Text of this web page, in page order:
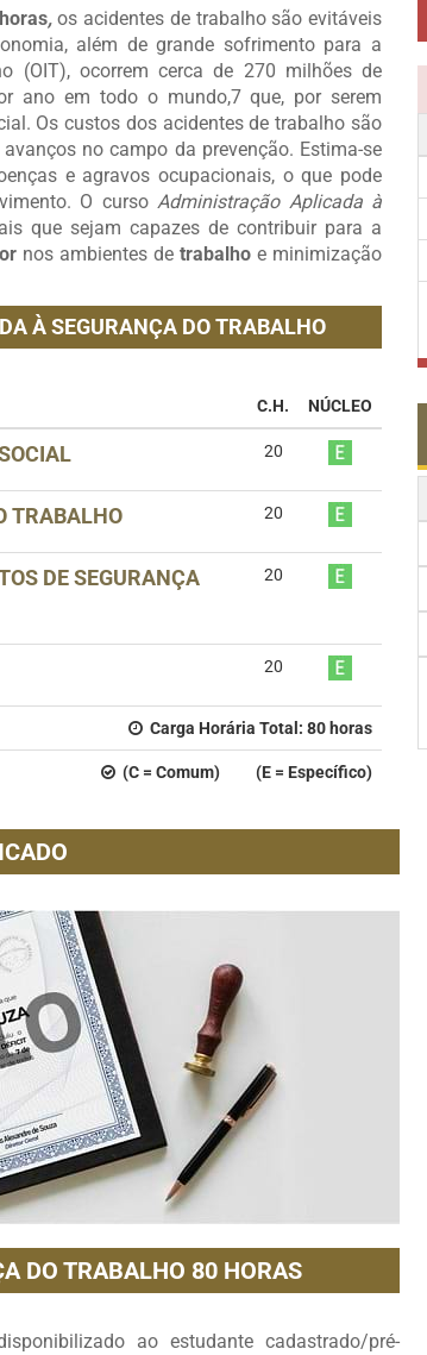
,os acidentes de trabalho são evitáveis
além de grande sofrimento para a
(OIT), ocorrem cerca de 270 milhões de
ano em todo o mundo,7 que, por serem
Os custos dos acidentes de trabalho são
no campo da prevenção. Estima-se
e agravos ocupacionais, o que pode
O cursoAdministração Aplicada à
que sejam capazes de contribuir para a
nos ambientes de trabalhoe minimização
À SEGURANÇA DO TRABALHO
C.H. NÚCLEO
20
TRABALHO 20
DE SEGURANÇA
20
20
Carga Horária Total: 80 horas
(C = Comum) (E = Específico)
DO TRABALHO 80 HORAS
ao estudante cadastrado/pré-